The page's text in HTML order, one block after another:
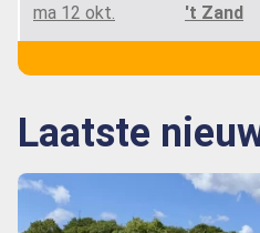
ma 12 okt. 't Zand
Laatste